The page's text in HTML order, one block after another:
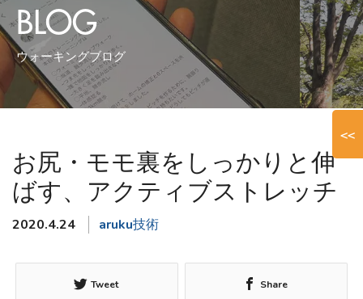
BLOG
ウォーキングブログ
お尻・モモ裏をしっかりと伸
ばす、アクティブストレッチ
2020.4.24 aruku技術
Tweet Share
<<